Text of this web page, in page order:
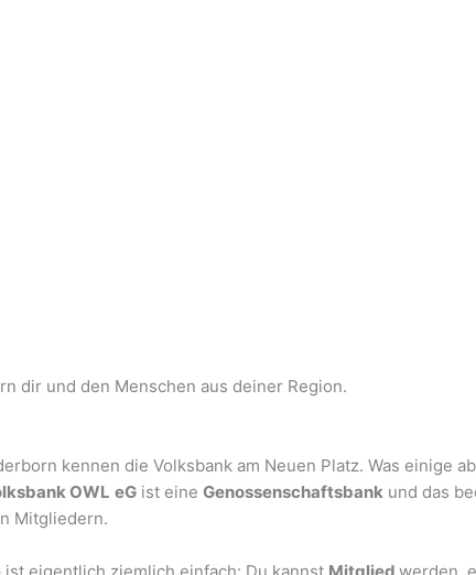
dir und den Menschen aus deiner Region.
kennen die Volksbank am Neuen Platz. Was einige
OWL eG ist eineGenossenschaftsbank und das
Mitgliedern.